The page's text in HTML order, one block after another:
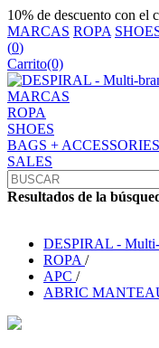
10% de descuento con
MARCAS ROPA
(0)
Carrito(0)
MARCAS
ROPA
SHOES
BAGS + ACCESSORIES
SALES
Resultados de la
DESPIRAL - Multi-
ROPA /
APC /
ABRIC